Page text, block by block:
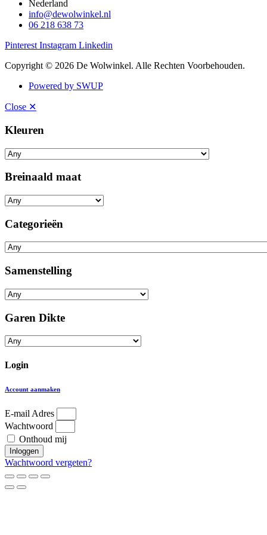
Nederland
info@dewolwinkel.nl
06 218 638 73
Pinterest Instagram Linkedin
Copyright © 2026 De Wolwinkel. Alle Rechten Voorbehouden.
Powered by SWUP
Close ✕
Kleuren
Breinaald maat
Categorieën
Samenstelling
Garen Dikte
Login
Account aanmaken
E-mail Adres
Wachtwoord
Onthoud mij
Inloggen
Wachtwoord vergeten?